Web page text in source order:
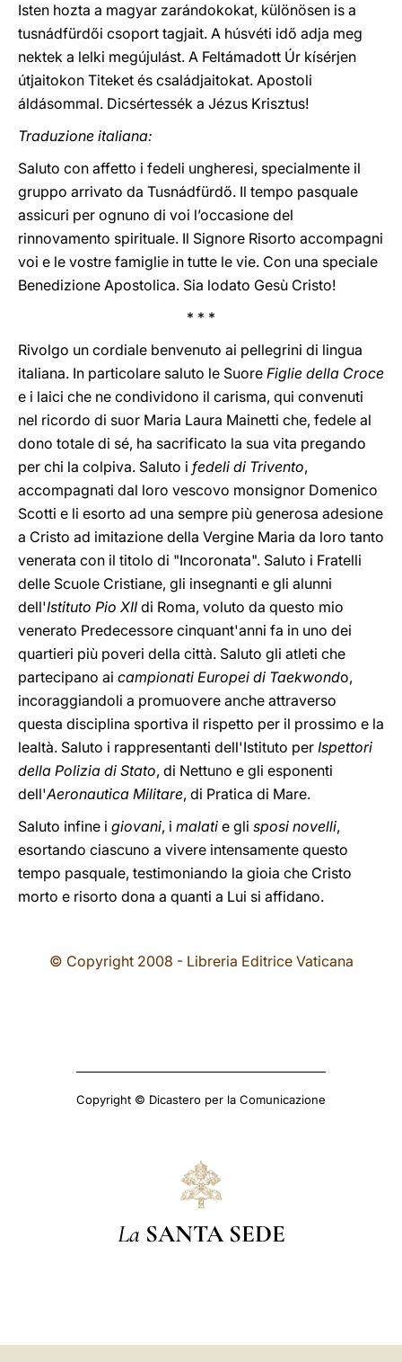
Isten hozta a magyar zarándokokat, különösen is a
tusnádfürdői csoport tagjait. A húsvéti idő adja meg
nektek a lelki megújulást. A Feltámadott Úr kísérjen
útjaitokon Titeket és családjaitokat. Apostoli
áldásommal. Dicsértessék a Jézus Krisztus!
Traduzione italiana:
Saluto con affetto i fedeli ungheresi, specialmente il
gruppo arrivato da Tusnádfürdő. Il tempo pasquale
assicuri per ognuno di voi l’occasione del
rinnovamento spirituale. Il Signore Risorto accompagni
voi e le vostre famiglie in tutte le vie. Con una speciale
Benedizione Apostolica. Sia lodato Gesù Cristo!
* * *
Rivolgo un cordiale benvenuto ai pellegrini di lingua
italiana. In particolare saluto le Suore Figlie della Croce
e i laici che ne condividono il carisma, qui convenuti
nel ricordo di suor Maria Laura Mainetti che, fedele al
dono totale di sé, ha sacrificato la sua vita pregando
per chi la colpiva. Saluto i fedeli di Trivento,
accompagnati dal loro vescovo monsignor Domenico
Scotti e li esorto ad una sempre più generosa adesione
a Cristo ad imitazione della Vergine Maria da loro tanto
venerata con il titolo di "Incoronata". Saluto i Fratelli
delle Scuole Cristiane, gli insegnanti e gli alunni
dell'Istituto Pio XII di Roma, voluto da questo mio
venerato Predecessore cinquant'anni fa in uno dei
quartieri più poveri della città. Saluto gli atleti che
partecipano ai campionati Europei di Taekwondo,
incoraggiandoli a promuovere anche attraverso
questa disciplina sportiva il rispetto per il prossimo e la
lealtà. Saluto i rappresentanti dell'Istituto per Ispettori
della Polizia di Stato, di Nettuno e gli esponenti
dell'Aeronautica Militare, di Pratica di Mare.
Saluto infine i giovani, i malati e gli sposi novelli,
esortando ciascuno a vivere intensamente questo
tempo pasquale, testimoniando la gioia che Cristo
morto e risorto dona a quanti a Lui si affidano.
© Copyright 2008 - Libreria Editrice Vaticana
Copyright © Dicastero per la Comunicazione
La SANTA SEDE